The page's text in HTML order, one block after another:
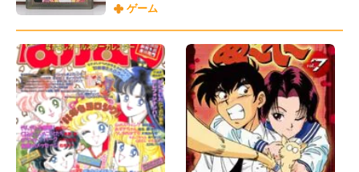
ゲーム